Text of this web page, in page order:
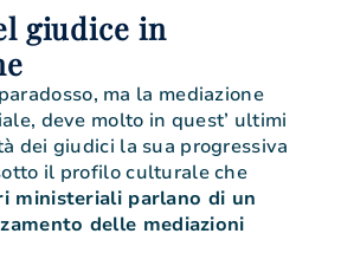
giudice in
ma la mediazione
deve molto in quest’ ultimi
dei giudici la sua progressiva
il profilo culturale che
ministeriali parlano di un
delle mediazioni